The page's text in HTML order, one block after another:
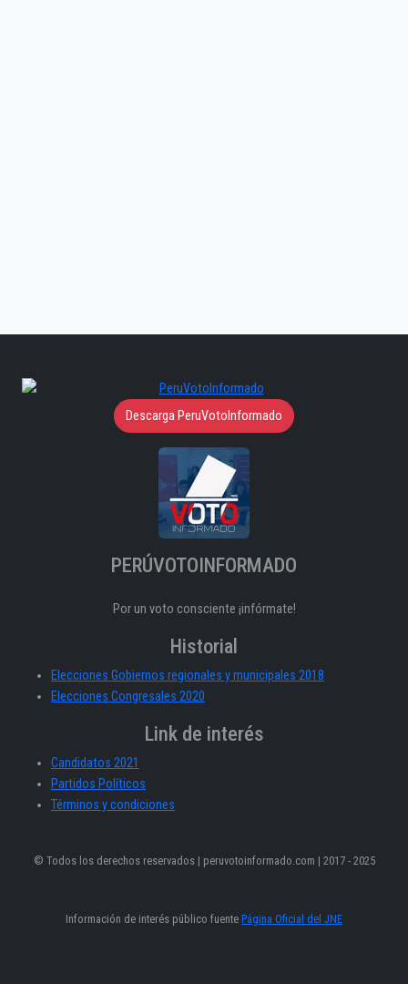
Descarga PeruVotoInformado
PERÚVOTOINFORMADO
Por un voto consciente ¡infórmate!
Historial
Elecciones Gobiernos regionales y municipales 2018
Elecciones Congresales 2020
Link de interés
Candidatos 2021
Partidos Políticos
Términos y condiciones
© Todos los derechos reservados | peruvotoinformado.com | 2017 - 2025
Información de interés público fuente Página Oficial del JNE